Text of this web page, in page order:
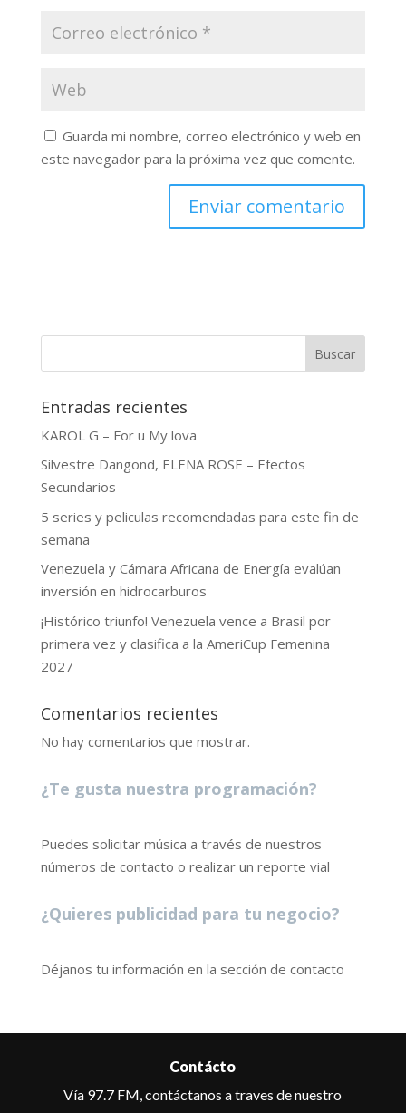
Guarda mi nombre, correo electrónico y web en
este navegador para la próxima vez que comente.
Buscar
Entradas recientes
KAROL G – For u My lova
Silvestre Dangond, ELENA ROSE – Efectos
Secundarios
5 series y peliculas recomendadas para este fin de
semana
Venezuela y Cámara Africana de Energía evalúan
inversión en hidrocarburos
¡Histórico triunfo! Venezuela vence a Brasil por
primera vez y clasifica a la AmeriCup Femenina
2027
Comentarios recientes
No hay comentarios que mostrar.
¿Te gusta nuestra programación?
Puedes solicitar música a través de nuestros
números de contacto o realizar un reporte vial
¿Quieres publicidad para tu negocio?
Déjanos tu información en la sección de contacto
Contácto
Vía 97.7 FM, contáctanos a traves de nuestro